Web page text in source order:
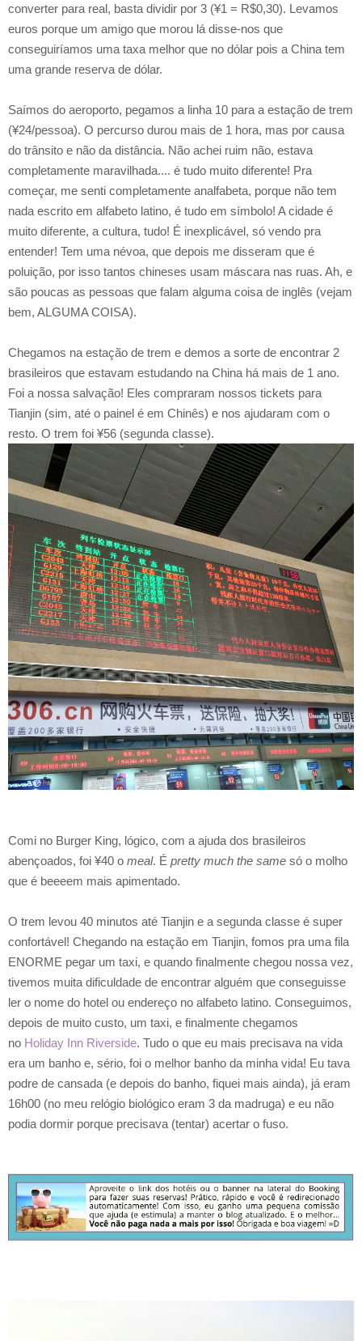
converter para real, basta dividir por 3 (¥1 = R$0,30). Levamos
euros porque um amigo que morou lá disse-nos que
conseguiríamos uma taxa melhor que no dólar pois a China tem
uma grande reserva de dólar.
Saímos do aeroporto, pegamos a linha 10 para a estação de trem
(¥24/pessoa). O percurso durou mais de 1 hora, mas por causa
do trânsito e não da distância. Não achei ruim não, estava
completamente maravilhada.... é tudo muito diferente! Pra
começar, me senti completamente analfabeta, porque não tem
nada escrito em alfabeto latino, é tudo em símbolo! A cidade é
muito diferente, a cultura, tudo! É inexplicável, só vendo pra
entender! Tem uma névoa, que depois me disseram que é
poluição, por isso tantos chineses usam máscara nas ruas. Ah, e
são poucas as pessoas que falam alguma coisa de inglês (vejam
bem, ALGUMA COISA).
Chegamos na estação de trem e demos a sorte de encontrar 2
brasileiros que estavam estudando na China há mais de 1 ano.
Foi a nossa salvação! Eles compraram nossos tickets para
Tianjin (sim, até o painel é em Chinês) e nos ajudaram com o
resto. O trem foi ¥56 (segunda classe).
Comi no Burger King, lógico, com a ajuda dos brasileiros
abençoados, foi ¥40 o meal. É pretty much the same só o molho
que é beeeem mais apimentado.
O trem levou 40 minutos até Tianjin e a segunda classe é super
confortável! Chegando na estação em Tianjin, fomos pra uma fila
ENORME pegar um taxi, e quando finalmente chegou nossa vez,
tivemos muita dificuldade de encontrar alguém que conseguisse
ler o nome do hotel ou endereço no alfabeto latino. Conseguimos,
depois de muito custo, um taxi, e finalmente chegamos
no Holiday Inn Riverside. Tudo o que eu mais precisava na vida
era um banho e, sério, foi o melhor banho da minha vida! Eu tava
podre de cansada (e depois do banho, fiquei mais ainda), já eram
16h00 (no meu relógio biológico eram 3 da madruga) e eu não
podia dormir porque precisava (tentar) acertar o fuso.